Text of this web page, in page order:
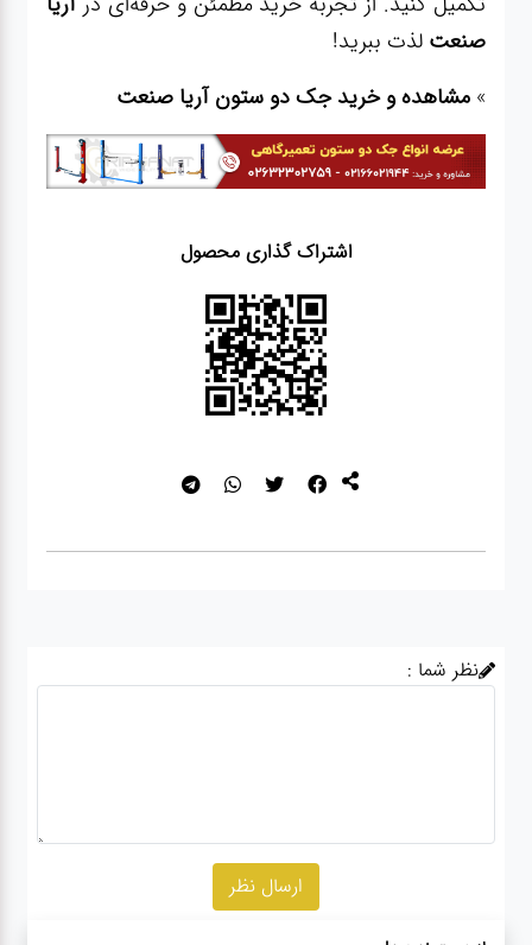
صنعتلذت ببرید!
»مشاهده و خرید جک دو ستون آریا صنعت
اشتراک گذاری محصول
نظر شما :